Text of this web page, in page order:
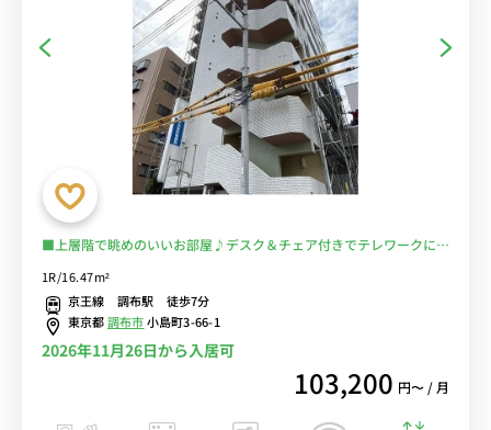
■上層階で眺めのいいお部屋♪デスク＆チェア付きでテレワークにも
王子まで乗換なしでアクセス/調布市役所もすぐ近くで便利/多摩川ま
でランニングするのも快適■選べるWi-Fi格安レンタル中！
1R/16.47m²
京王線 調布駅 徒歩7分
東京都調布市小島町3-66-1
2026年11月26日から入居可
103,200 円〜 / 月